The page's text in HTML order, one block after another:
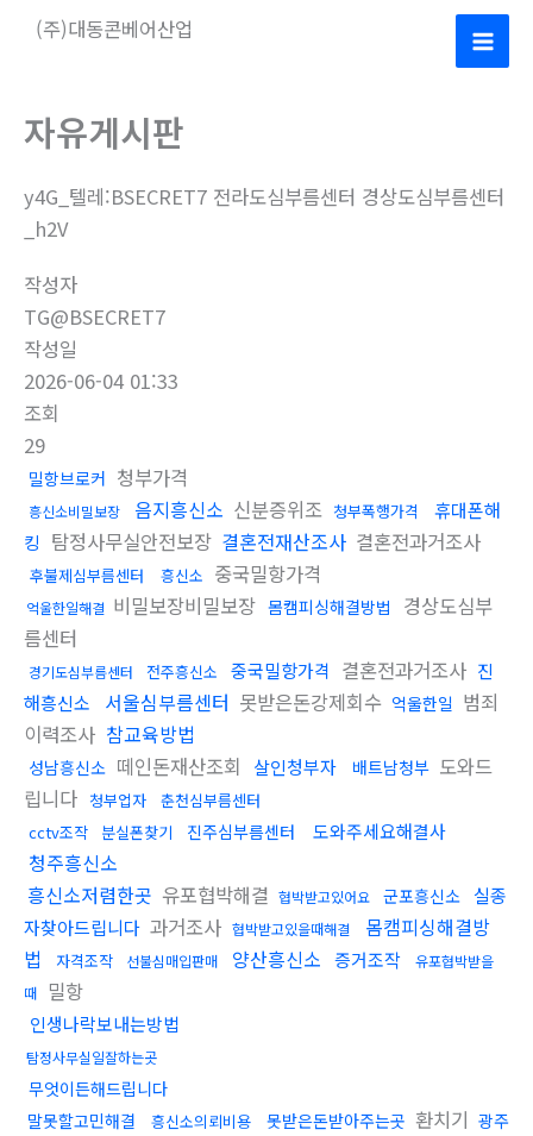
(주)대동콘베어산업
Main
자유게시판
y4G_텔레:BSECRET7 전라도심부름센터 경상도심부름센터
_h2V
작성자
TG@BSECRET7
작성일
2026-06-04 01:33
조회
29
밀항브로커 청부가격
흥신소비밀보장 음지흥신소 신분증위조 청부폭행가격
휴대폰해
킹 탐정사무실안전보장 결혼전재산조사 결혼전과거조사
후불제심부름센터 흥신소 중국밀항가격
억울한일해결 비밀보장비밀보장 몸캠피싱해결방법
경상도심부
름센터
경기도심부름센터 전주흥신소 중국밀항가격 결혼전과거조사 진
해흥신소
서울심부름센터 못받은돈강제회수 억울한일 범죄
이력조사 참교육방법
성남흥신소 떼인돈재산조회 살인청부자 배트남청부 도와드
립니다 청부업자
춘천심부름센터
cctv조작
분실폰찾기 진주심부름센터 도와주세요해결사
청주흥신소
흥신소저렴한곳 유포협박해결 협박받고있어요 군포흥신소 실종
자찾아드립니다 과거조사 협박받고있을때해결
몸캠피싱해결방
법
자격조작 선불심매입판매 양산흥신소 증거조작
유포협박받을
때
밀항
인생나락보내는방법
탐정사무실일잘하는곳
무엇이든해드립니다
말못할고민해결
흥신소의뢰비용 못받은돈받아주는곳 환치기 광주